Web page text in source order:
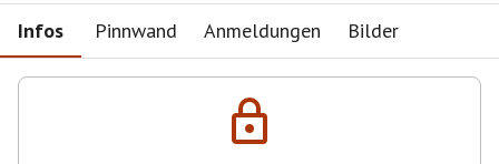
Infos Pinnwand Anmeldungen Bilder